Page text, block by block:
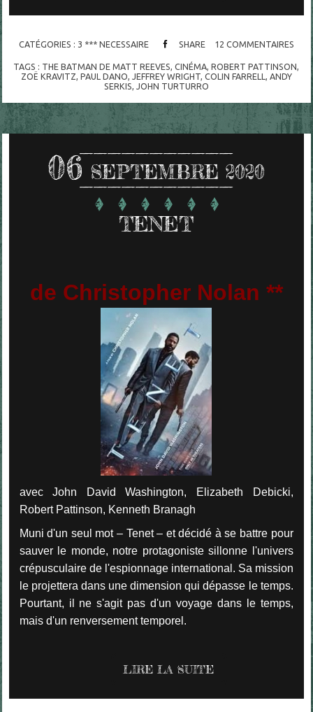
CATÉGORIES : 3 *** NECESSAIRE SHARE 12 COMMENTAIRES
TAGS : THE BATMAN DE MATT REEVES,CINÉMA,ROBERT PATTINSON,
ZOË KRAVITZ, PAUL DANO, JEFFREY WRIGHT, COLIN FARRELL , ANDY
SERKIS, JOHN TURTURRO
06 SEPTEMBRE 2020
TENET
de Christopher Nolan **
avec John David Washington, Elizabeth Debicki,
Robert Pattinson, Kenneth Branagh
Muni d'un seul mot – Tenet – et décidé à se battre pour
sauver le monde, notre protagoniste sillonne l'univers
crépusculaire de l'espionnage international. Sa mission
le projettera dans une dimension qui dépasse le temps.
Pourtant, il ne s'agit pas d'un voyage dans le temps,
mais d'un renversement temporel.
LIRE LA SUITE